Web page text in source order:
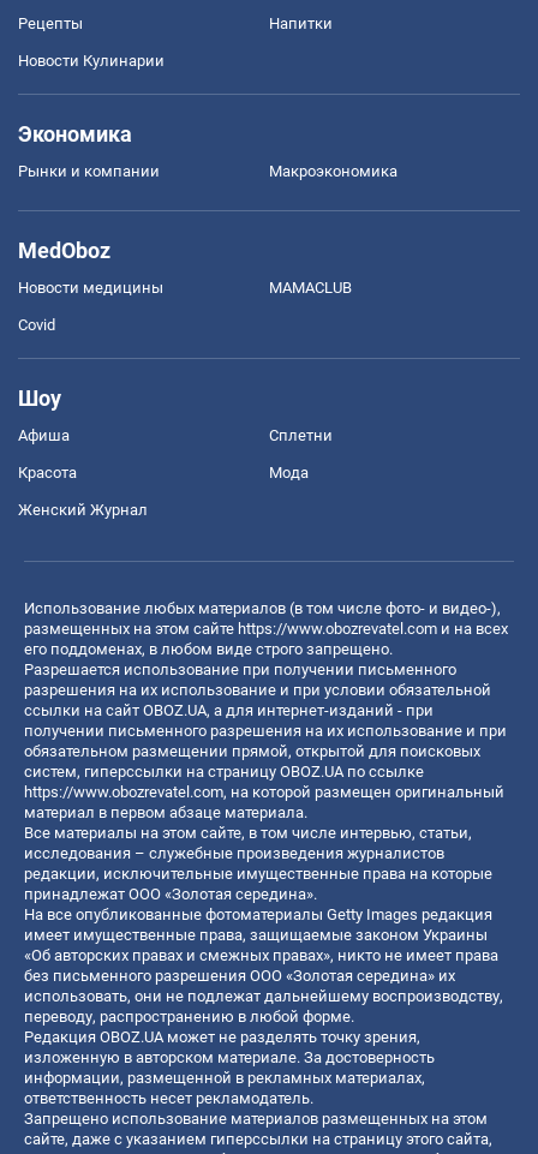
Рецепты Напитки
Новости Кулинарии
Экономика
Рынки и компании Mакроэкономика
MedOboz
Новости медицины MAMACLUB
Covid
Шоу
Афиша Сплетни
Красота Мода
Женский Журнал
Использование любых материалов (в том числе фото- и видео-),
размещенных на этом сайте https://www.obozrevatel.com и на всех
его поддоменах, в любом виде строго запрещено.
Разрешается использование при получении письменного
разрешения на их использование и при условии обязательной
ссылки на сайт OBOZ.UA, а для интернет-изданий - при
получении письменного разрешения на их использование и при
обязательном размещении прямой, открытой для поисковых
систем, гиперссылки на страницу OBOZ.UA по ссылке
https://www.obozrevatel.com, на которой размещен оригинальный
материал в первом абзаце материала.
Все материалы на этом сайте, в том числе интервью, статьи,
исследования – служебные произведения журналистов
редакции, исключительные имущественные права на которые
принадлежат ООО «Золотая середина».
На все опубликованные фотоматериалы Getty Images редакция
имеет имущественные права, защищаемые законом Украины
«Об авторских правах и смежных правах», никто не имеет права
без письменного разрешения ООО «Золотая середина» их
использовать, они не подлежат дальнейшему воспроизводству,
переводу, распространению в любой форме.
Редакция OBOZ.UA может не разделять точку зрения,
изложенную в авторском материале. За достоверность
информации, размещенной в рекламных материалах,
ответственность несет рекламодатель.
Запрещено использование материалов размещенных на этом
сайте, даже с указанием гиперссылки на страницу этого сайта,